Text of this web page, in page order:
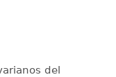
del